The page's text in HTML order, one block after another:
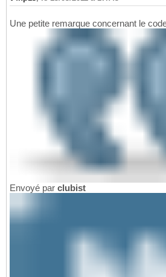
Une petite remarque concernant le
Envoyé par clubist